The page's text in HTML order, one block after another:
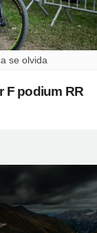
se olvida
F podium RR